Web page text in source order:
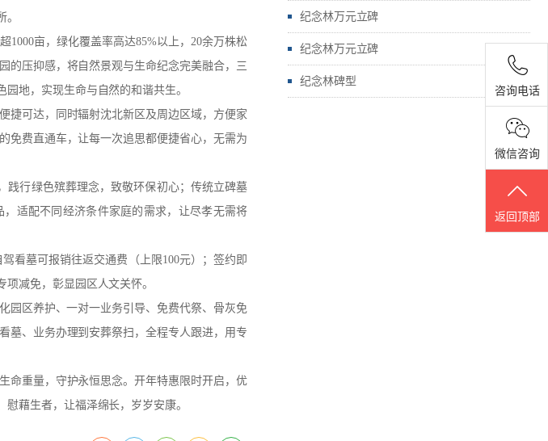
1000亩，绿化覆盖率高达85%以上，20余万株松
的压抑感，将自然景观与生命纪念完美融合，三
地，实现生命与自然的和谐共生。
捷可达，同时辐射沈北新区及周边区域，方便家
免费直通车，让每一次追思都便捷省心，无需为
践行绿色殡葬理念，致敬环保初心；传统立碑墓
适配不同经济条件家庭的需求，让尽孝无需将
看墓可报销往返交通费（上限100元）；签约即
减免，彰显园区人文关怀。
园区养护、一对一业务引导、免费代祭、骨灰免
墓、业务办理到安葬祭扫，全程专人跟进，用专
命重量，守护永恒思念。开年特惠限时开启，优
藉生者，让福泽绵长，岁岁安康。
纪念林万元立碑
纪念林万元立碑
纪念林碑型
咨询电话
微信咨询
返回顶部